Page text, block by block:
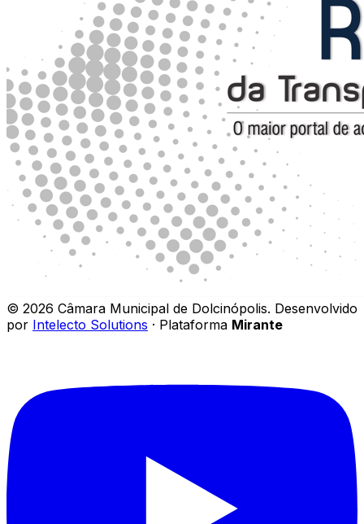
© 2026 Câmara Municipal de Dolcinópolis. Desenvolvido
por Intelecto Solutions · Plataforma Mirante